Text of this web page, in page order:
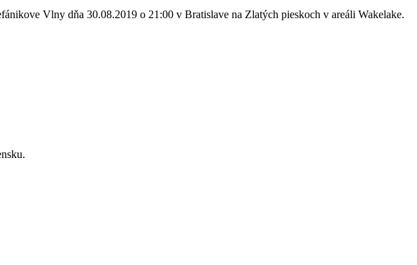
Vlny dňa 30.08.2019 o 21:00 v Bratislave na Zlatých pieskoch v areáli Wakelake.